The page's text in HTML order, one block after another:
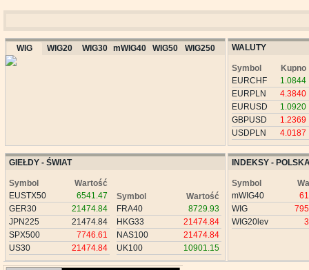
WIG WIG20 WIG30 mWIG40 WIG50 WIG250 WALUTY
Symbol
Kupno
EURCHF
1.0844
EURPLN
4.3840
EURUSD
1.0920
GBPUSD
1.2369
USDPLN
4.0187
GIEŁDY - ŚWIAT
Symbol
Wartość
EUSTX50
6541.47
GER30
21474.84
JPN225
21474.84
SPX500
7746.61
US30
21474.84
Symbol
Wartość
FRA40
8729.93
HKG33
21474.84
NAS100
21474.84
UK100
10901.15
INDEKSY -
Symbol
mWIG40
WIG
WIG20lev